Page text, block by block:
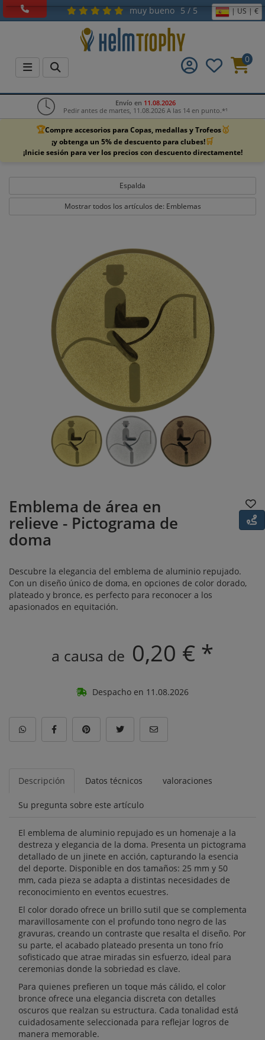
muy bueno 5 / 5 | US | €
0
Envío en 11.08.2026
Pedir antes de martes, 11.08.2026 A las 14 en punto.*¹
🏆Compre accesorios para Copas, medallas y Trofeos🥇
¡y obtenga un 5% de descuento para clubes!🛒
¡Inicie sesión para ver los precios con descuento directamente!
Espalda
Mostrar todos los artículos de: Emblemas
Emblema de área en
relieve - Pictograma de
doma
Descubre la elegancia del emblema de aluminio repujado.
Con un diseño único de doma, en opciones de color dorado,
plateado y bronce, es perfecto para reconocer a los
apasionados en equitación.
a causa de 0,20 € *
Despacho en 11.08.2026
Descripción Datos técnicos valoraciones
Su pregunta sobre este artículo
El emblema de aluminio repujado es un homenaje a la
destreza y elegancia de la doma. Presenta un pictograma
detallado de un jinete en acción, capturando la esencia
del deporte. Disponible en dos tamaños: 25 mm y 50
mm, cada pieza se adapta a distintas necesidades de
reconocimiento en eventos ecuestres.
El color dorado ofrece un brillo sutil que se complementa
maravillosamente con el profundo tono negro de las
gravuras, creando un contraste que resalta el diseño. Por
su parte, el acabado plateado presenta un tono frío
sofisticado que atrae miradas sin esfuerzo, ideal para
ceremonias donde la sobriedad es clave.
Para quienes prefieren un toque más cálido, el color
bronce ofrece una elegancia discreta con detalles
oscuros que realzan su estructura. Cada tonalidad está
cuidadosamente seleccionada para reflejar logros de
manera memorable.